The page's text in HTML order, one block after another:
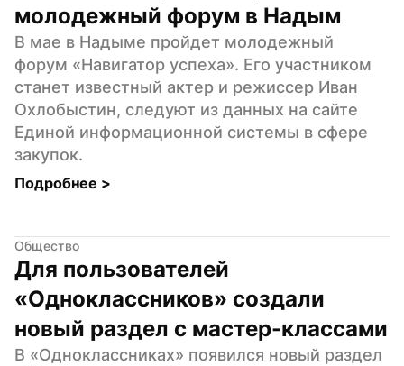
молодежный форум в Надым
В мае в Надыме пройдет молодежный
форум «Навигатор успеха». Его участником
станет известный актер и режиссер Иван
Охлобыстин, следуют из данных на сайте
Единой информационной системы в сфере
закупок.
Подробнее >
Общество
Для пользователей
«Одноклассников» создали
новый раздел с мастер-классами
В «Одноклассниках» появился новый раздел